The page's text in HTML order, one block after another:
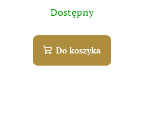
Dostępny
Do koszyka